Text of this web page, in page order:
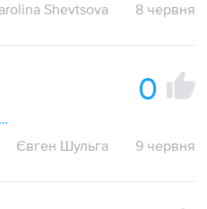
Shevtsova 8 червня
0
http://slovopedia.org.ua/41/53414/275559.html
Євген Шульга 9 червня